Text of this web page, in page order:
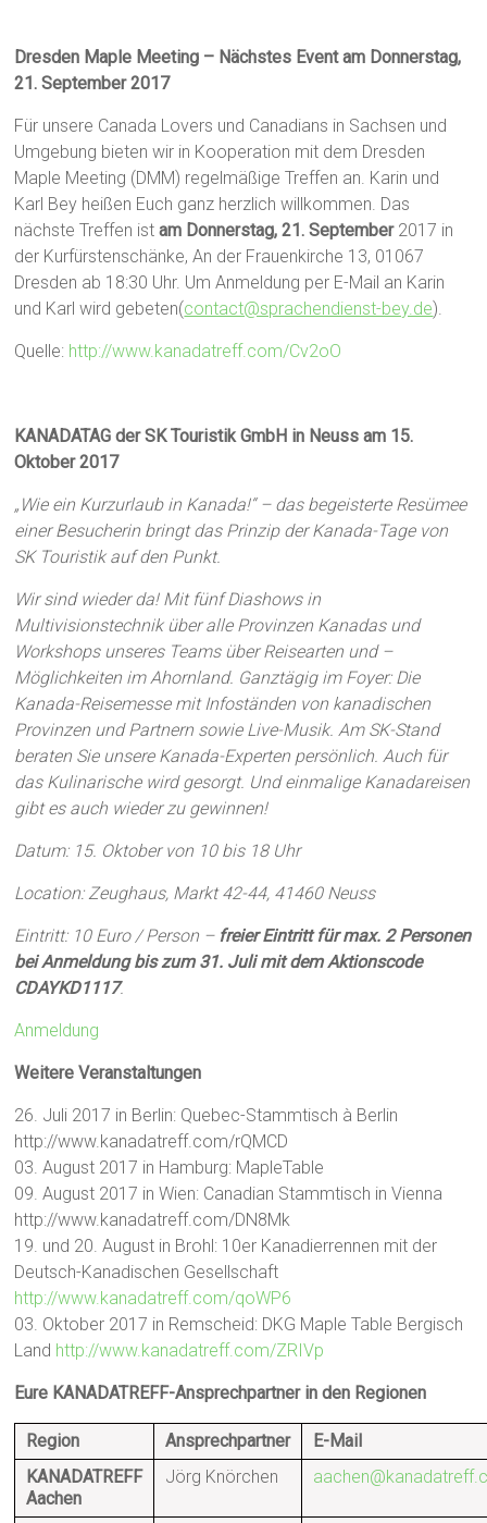
Dresden Maple Meeting – Nächstes Event am Donnerstag,
21. September 2017
Für unsere Canada Lovers und Canadians in Sachsen und
Umgebung bieten wir in Kooperation mit dem Dresden
Maple Meeting (DMM) regelmäßige Treffen an. Karin und
Karl Bey heißen Euch ganz herzlich willkommen. Das
nächste Treffen istam Donnerstag, 21. September 2017 in
der Kurfürstenschänke, An der Frauenkirche 13, 01067
Dresden ab 18:30 Uhr. Um Anmeldung per E-Mail an Karin
und Karl wird gebeten(contact@sprachendienst-bey.de).
Quelle: http://www.kanadatreff.com/Cv2oO
KANADATAG der SK Touristik GmbH in Neuss am 15.
Oktober 2017
„Wie ein Kurzurlaub in Kanada!“ – das begeisterte Resümee
einer Besucherin bringt das Prinzip der Kanada-Tage von
SK Touristik auf den Punkt.
Wir sind wieder da! Mit fünf Diashows in
Multivisionstechnik über alle Provinzen Kanadas und
Workshops unseres Teams über Reisearten und –
Möglichkeiten im Ahornland. Ganztägig im Foyer: Die
Kanada-Reisemesse mit Infoständen von kanadischen
Provinzen und Partnern sowie Live-Musik. Am SK-Stand
beraten Sie unsere Kanada-Experten persönlich. Auch für
das Kulinarische wird gesorgt. Und einmalige Kanadareisen
gibt es auch wieder zu gewinnen!
Datum: 15. Oktober von 10 bis 18 Uhr
Location: Zeughaus, Markt 42-44, 41460 Neuss
Eintritt: 10 Euro / Person – freier Eintritt für max. 2 Personen
bei Anmeldung bis zum 31. Juli mit dem Aktionscode
CDAYKD1117.
Anmeldung
Weitere Veranstaltungen
26. Juli 2017 in Berlin: Quebec-Stammtisch à Berlin
http://www.kanadatreff.com/rQMCD
03. August 2017 in Hamburg: MapleTable
09. August 2017 in Wien: Canadian Stammtisch in Vienna
http://www.kanadatreff.com/DN8Mk
19. und 20. August in Brohl: 10er Kanadierrennen mit der
Deutsch-Kanadischen Gesellschaft
http://www.kanadatreff.com/qoWP6
03. Oktober 2017 in Remscheid: DKG Maple Table Bergisch
Land http://www.kanadatreff.com/ZRIVp
Eure KANADATREFF-Ansprechpartner in den Regionen
Region Ansprechpartner
E-Mail
KANADATREFF
Aachen
Jörg Knörchen